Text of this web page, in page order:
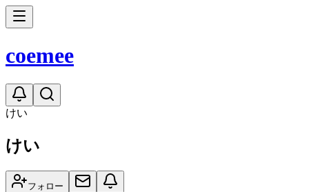
coemee
けい
けい
フォロー